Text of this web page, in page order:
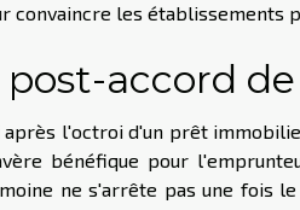
convaincre les établissements
post-accord
après l'octroi d'un prêt
bénéfique pour
ne s'arrête pas une fois